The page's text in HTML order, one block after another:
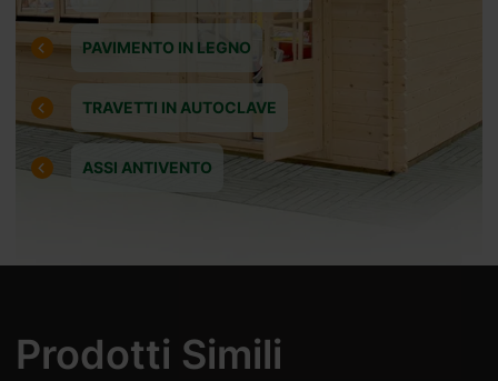
PAVIMENTO IN LEGNO
TRAVETTI IN AUTOCLAVE
ASSI ANTIVENTO
Prodotti Simili